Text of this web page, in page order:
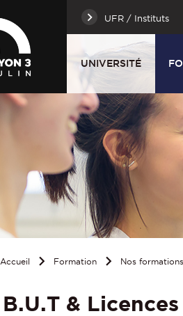
UFR / Instituts
UNIVERSITÉ
Accueil Formation Nos formations
B.U.T &